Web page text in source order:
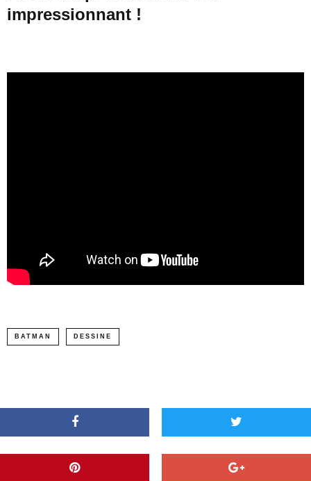
impressionnant !
BATMAN DESSINE